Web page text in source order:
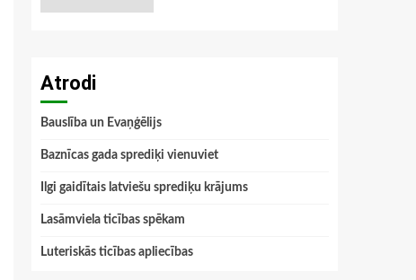
Atrodi
Bauslība un Evaņģēlijs
Baznīcas gada sprediķi vienuviet
Ilgi gaidītais latviešu sprediķu krājums
Lasāmviela ticības spēkam
Luteriskās ticības apliecības